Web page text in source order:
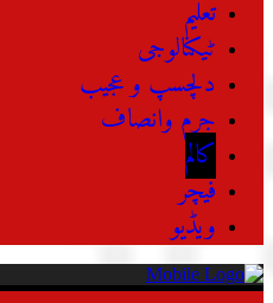
تعلیم
ٹیکنالوجی
دلچسپ و عجیب
جرم وانصاف
کالم
فیچر
ویڈیو